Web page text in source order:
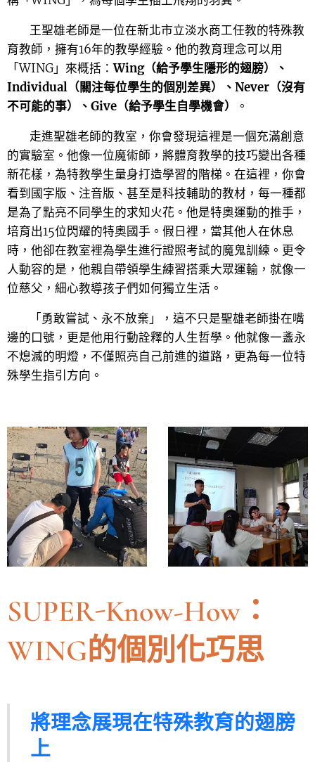
王聖雄老師是一位在新北市立淡水商工任教的特殊教
育教師，擁有16年的教學經驗。他的教育理念可以用
「WING」來概括：Wing（給予學生隱形的翅膀）、
Individual（關注每位學生的個別差異）、Never（沒有
不可能的事）、Give（給予學生自學機會）
。
走進聖雄老師的教室，你會發現這裡是一個充滿創意
的實驗室。他像一位魔術師，將體育教學的技巧變出各種
新花樣，為特教學生量身打造學習的階梯。在這裡，你會
看到國字版、注音版、甚至是科技輔助的教材，每一種都
是為了點亮不同學生的求知火花。他是特奧運動的推手，
培育出15位閃耀的特奧國手。假日裡，當其他人在休息
時，他卻在教室裡為學生進行證照考試的魔鬼訓練。更令
人動容的是，他親自帶領學生練習搭乘大眾運輸，就像一
位慈父，細心教導孩子們如何獨立生活。
「勇敢嘗試、永不放棄」，這不只是聖雄老師掛在嘴
邊的口號，更是他用行動詮釋的人生哲學。他就像一盞永
不熄滅的明燈，不僅照亮自己前進的道路，更為每一位特
殊學生指引方向。
SUPER-Know-How：
WING的個別化巧思
將理念展現在特殊教育的翅膀
上